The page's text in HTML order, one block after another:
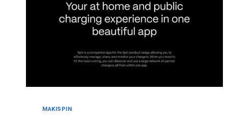
MAKISPIN